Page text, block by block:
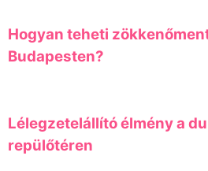
Hogyan teheti
Budapesten?
Lélegzetelállító élmény a
repülőtéren